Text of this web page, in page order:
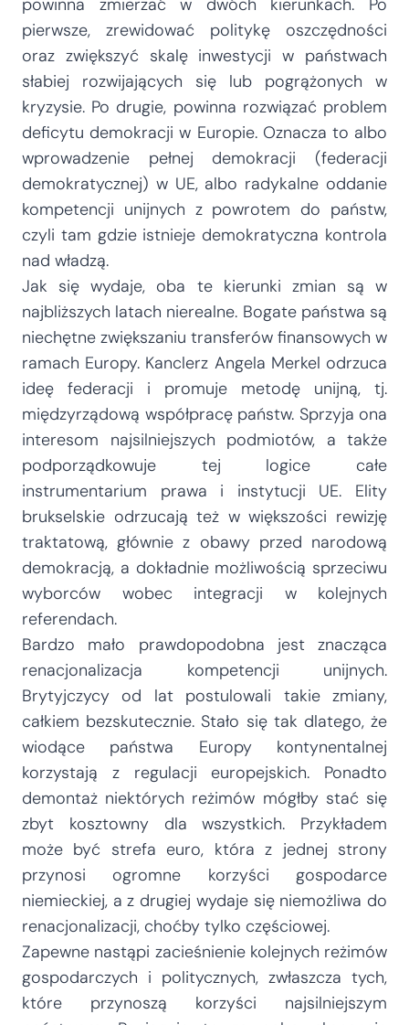
pierwsze, zrewidować politykę oszczędności
oraz zwiększyć skalę inwestycji w państwach
słabiej rozwijających się lub pogrążonych w
kryzysie. Po drugie, powinna rozwiązać problem
deficytu demokracji w Europie. Oznacza to albo
wprowadzenie pełnej demokracji (federacji
demokratycznej) w UE, albo radykalne oddanie
kompetencji unijnych z powrotem do państw,
czyli tam gdzie istnieje demokratyczna kontrola
nad władzą.
Jak się wydaje, oba te kierunki zmian są w
najbliższych latach nierealne. Bogate państwa są
niechętne zwiększaniu transferów finansowych w
ramach Europy. Kanclerz Angela Merkel odrzuca
ideę federacji i promuje metodę unijną, tj.
międzyrządową współpracę państw. Sprzyja ona
interesom najsilniejszych podmiotów, a także
podporządkowuje tej logice całe
instrumentarium prawa i instytucji UE. Elity
brukselskie odrzucają też w większości rewizję
traktatową, głównie z obawy przed narodową
demokracją, a dokładnie możliwością sprzeciwu
wyborców wobec integracji w kolejnych
referendach.
Bardzo mało prawdopodobna jest znacząca
renacjonalizacja kompetencji unijnych.
Brytyjczycy od lat postulowali takie zmiany,
całkiem bezskutecznie. Stało się tak dlatego, że
wiodące państwa Europy kontynentalnej
korzystają z regulacji europejskich. Ponadto
demontaż niektórych reżimów mógłby stać się
zbyt kosztowny dla wszystkich. Przykładem
może być strefa euro, która z jednej strony
przynosi ogromne korzyści gospodarce
niemieckiej, a z drugiej wydaje się niemożliwa do
renacjonalizacji, choćby tylko częściowej.
Zapewne nastąpi zacieśnienie kolejnych reżimów
gospodarczych i politycznych, zwłaszcza tych,
które przynoszą korzyści najsilniejszym